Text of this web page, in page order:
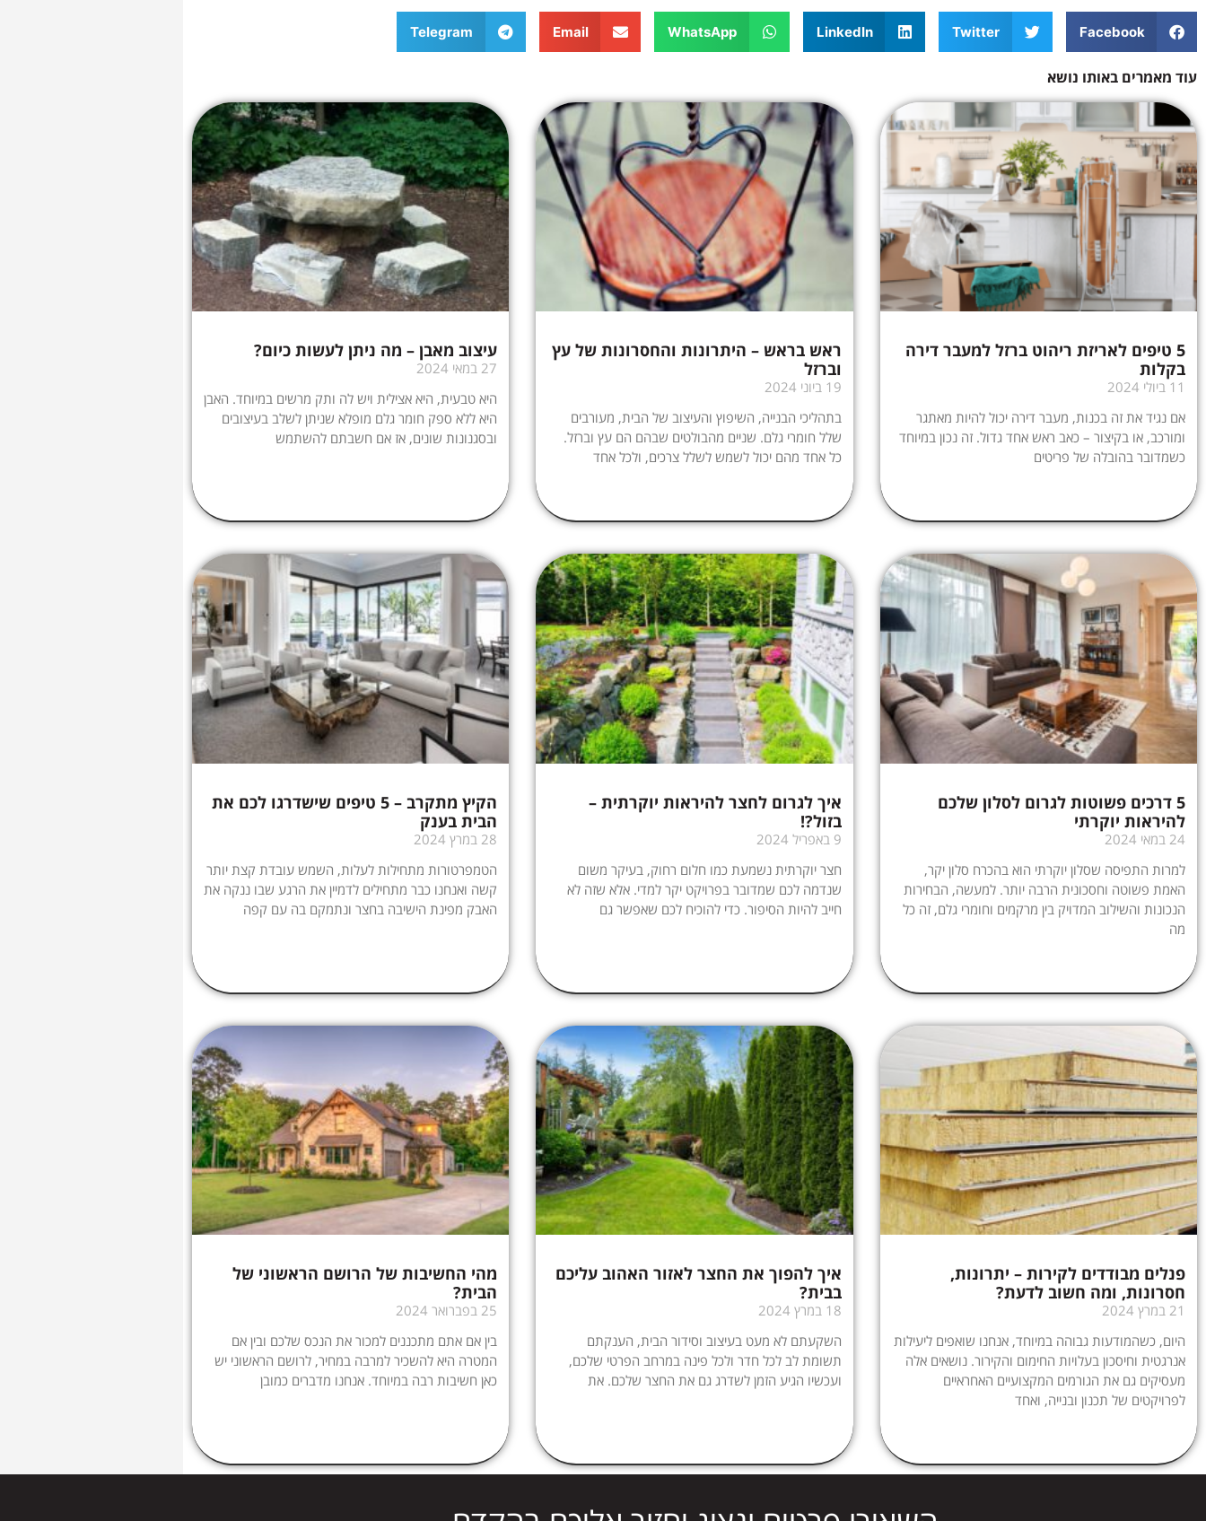
Facebook
Twitter
LinkedIn
WhatsApp
Email
Telegram
עוד מאמרים באותו נושא
5 טיפים לאריזת ריהוט ברזל למעבר דירה
בקלות
11 ביולי 2024
אם נגיד את זה בכנות, מעבר דירה יכול להיות מאתגר
ומורכב, או בקיצור – כאב ראש אחד גדול. זה נכון במיוחד
כשמדובר בהובלה של פריטים
ראש בראש – היתרונות והחסרונות של עץ
וברזל
19 ביוני 2024
בתהליכי הבנייה, השיפוץ והעיצוב של הבית, מעורבים
שלל חומרי גלם. שניים מהבולטים שבהם הם עץ וברזל.
כל אחד מהם יכול לשמש לשלל צרכים, ולכל אחד
עיצוב מאבן – מה ניתן לעשות כיום?
27 במאי 2024
היא טבעית, היא אצילית ויש לה ותק מרשים במיוחד. האבן
היא ללא ספק חומר גלם מופלא שניתן לשלב בעיצובים
ובסגנונות שונים, אז אם חשבתם להשתמש
5 דרכים פשוטות לגרום לסלון שלכם
להיראות יוקרתי
24 במאי 2024
למרות התפיסה שסלון יוקרתי הוא בהכרח סלון יקר,
האמת פשוטה וחסכונית הרבה יותר. למעשה, הבחירות
הנכונות והשילוב המדויק בין מרקמים וחומרי גלם, זה כל
מה
איך לגרום לחצר להיראות יוקרתית –
בזול?!
9 באפריל 2024
חצר יוקרתית נשמעת כמו חלום רחוק, בעיקר משום
שנדמה לכם שמדובר בפרויקט יקר למדי. אלא שזה לא
חייב להיות הסיפור. כדי להוכיח לכם שאפשר גם
הקיץ מתקרב – 5 טיפים שישדרגו לכם את
הבית בענק
28 במרץ 2024
הטמפרטורות מתחילות לעלות, השמש עובדת קצת יותר
קשה ואנחנו כבר מתחילים לדמיין את הרגע שבו ננקה את
האבק מפינת הישיבה בחצר ונתמקם בה עם קפה
פנלים מבודדים לקירות – יתרונות,
חסרונות, ומה חשוב לדעת?
21 במרץ 2024
היום, כשהמודעות גבוהה במיוחד, אנחנו שואפים ליעילות
אנרגטית וחיסכון בעלויות החימום והקירור. נושאים אלה
מעסיקים גם את הגורמים המקצועיים האחראיים
לפרויקטים של תכנון ובנייה, ואחד
איך להפוך את החצר לאזור האהוב עליכם
בבית?
18 במרץ 2024
השקעתם לא מעט בעיצוב וסידור הבית, הענקתם
תשומת לב לכל חדר ולכל פינה במרחב הפרטי שלכם,
ועכשיו הגיע הזמן לשדרג גם את החצר שלכם. את
מהי החשיבות של הרושם הראשוני של
הבית?
25 בפברואר 2024
בין אם אתם מתכננים למכור את הנכס שלכם ובין אם
המטרה היא להשכיר למרבה במחיר, לרושם הראשוני יש
כאן חשיבות רבה במיוחד. אנחנו מדברים כמובן